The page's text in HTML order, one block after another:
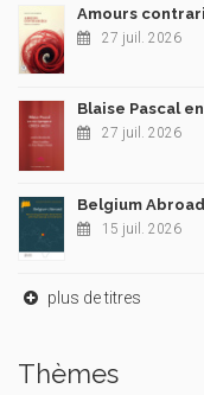
Amours
27 juil. 2026
Blaise Pascal
27 juil. 2026
Belgium Abroad
15 juil. 2026
plus de titres
Thèmes